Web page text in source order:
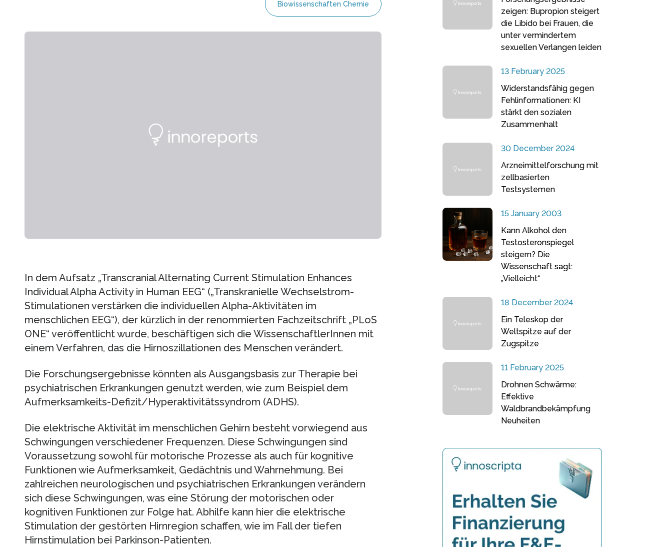
Biowissenschaften Chemie
In dem Aufsatz „Transcranial Alternating Current Stimulation Enhances
Individual Alpha Activity in Human EEG“ („Transkranielle Wechselstrom-
Stimulationen verstärken die individuellen Alpha-Aktivitäten im
menschlichen EEG“), der kürzlich in der renommierten Fachzeitschrift „PLoS
ONE“ veröffentlicht wurde, beschäftigen sich die WissenschaftlerInnen mit
einem Verfahren, das die Hirnoszillationen des Menschen verändert.
Die Forschungsergebnisse könnten als Ausgangsbasis zur Therapie bei
psychiatrischen Erkrankungen genutzt werden, wie zum Beispiel dem
Aufmerksamkeits-Defizit/Hyperaktivitätssyndrom (ADHS).
Die elektrische Aktivität im menschlichen Gehirn besteht vorwiegend aus
Schwingungen verschiedener Frequenzen. Diese Schwingungen sind
Voraussetzung sowohl für motorische Prozesse als auch für kognitive
Funktionen wie Aufmerksamkeit, Gedächtnis und Wahrnehmung. Bei
zahlreichen neurologischen und psychiatrischen Erkrankungen verändern
sich diese Schwingungen, was eine Störung der motorischen oder
kognitiven Funktionen zur Folge hat. Abhilfe kann hier die elektrische
Stimulation der gestörten Hirnregion schaffen, wie im Fall der tiefen
Hirnstimulation bei Parkinson-Patienten.
zeigen: Bupropion steigert
die Libido bei Frauen, die
unter vermindertem
sexuellen Verlangen leiden
13 February 2025
Widerstandsfähig gegen
Fehlinformationen: KI
stärkt den sozialen
Zusammenhalt
30 December 2024
Arzneimittelforschung mit
zellbasierten
Testsystemen
15 January 2003
Kann Alkohol den
Testosteronspiegel
steigern? Die
Wissenschaft sagt:
„Vielleicht“
18 December 2024
Ein Teleskop der
Weltspitze auf der
Zugspitze
11 February 2025
Drohnen Schwärme:
Effektive
Waldbrandbekämpfung
Neuheiten